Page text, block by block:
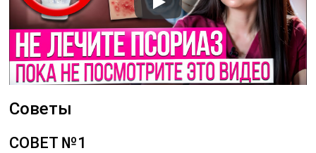
Советы
СОВЕТ №1